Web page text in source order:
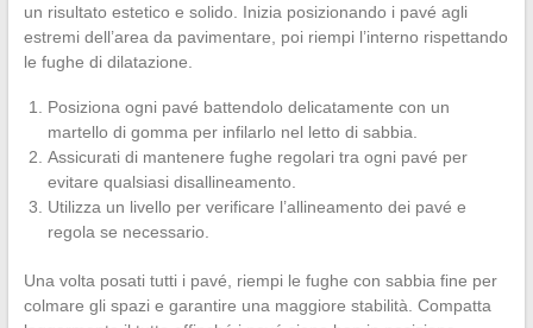
un risultato estetico e solido. Inizia posizionando i pavé agli
estremi dell’area da pavimentare, poi riempi l’interno rispettando
le fughe di dilatazione.
Posiziona ogni pavé battendolo delicatamente con un
martello di gomma per infilarlo nel letto di sabbia.
Assicurati di mantenere fughe regolari tra ogni pavé per
evitare qualsiasi disallineamento.
Utilizza un livello per verificare l’allineamento dei pavé e
regola se necessario.
Una volta posati tutti i pavé, riempi le fughe con sabbia fine per
colmare gli spazi e garantire una maggiore stabilità. Compatta